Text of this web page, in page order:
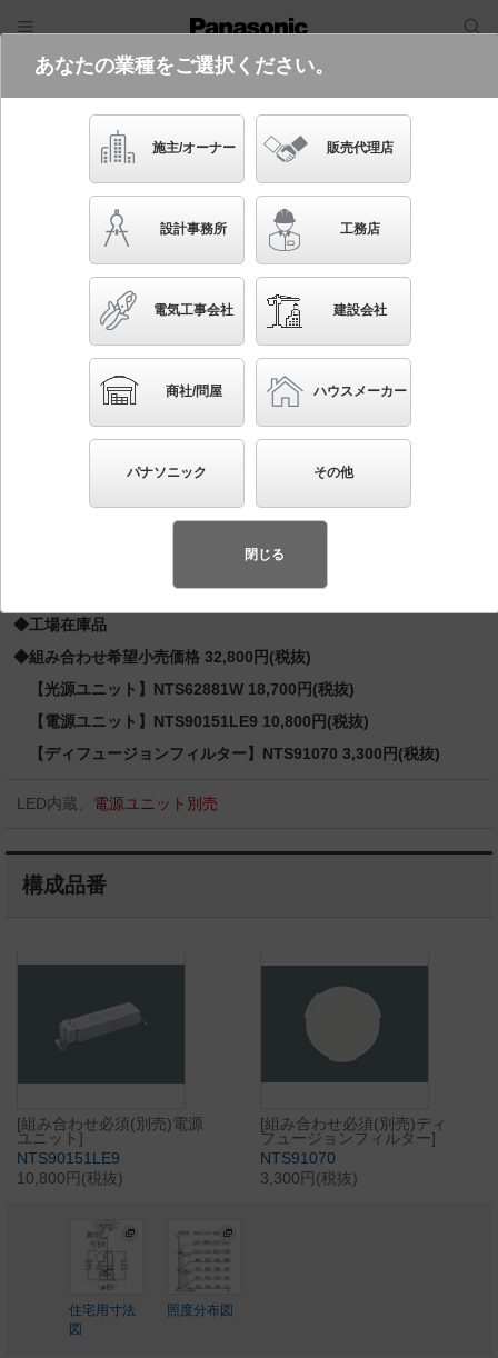
電気・建築設備（ビジネス）
フリーワード
品番・キーワード
かんたん照度計算
NTS62881W
(150形非調光LE9・ディフュージョン
フィルターとの組み合わせ)
天井埋込型 LED（白色） ユニバーサルダウンライ
ト ビーム角32度・広角タイプ・光源遮光角30度 埋込
穴φ75 TOLSO＋（トルソープラス） JR12V50W1灯
器具相当 LED 150形
（先端技術や優れたデザイン性を持ち合わせ、快
◆工場在庫品
◆組み合わせ希望小売価格 32,800円(税抜)
【光源ユニット】NTS62881W 18,700円(税抜)
【電源ユニット】NTS90151LE9 10,800円(税抜)
【ディフュージョンフィルター】NTS91070 3,300円(税抜)
LED内蔵、 電源ユニット別売
構成品番
[組み合わせ必須(別売)電源
ユニット]
NTS90151LE9
10,800円(税抜)
[組み合わせ必須(別売)ディ
フュージョンフィルター]
NTS91070
3,300円(税抜)
住宅用寸法
図
照度分布図
あなたの業種をご選択ください。
施主/オーナー 販売代理店
設計事務所 工務店
電気工事会社 建設会社
商社/問屋 ハウスメーカー
パナソニック その他
閉じる